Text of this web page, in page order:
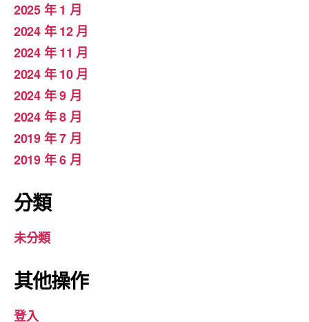
2025 年 1 月
2024 年 12 月
2024 年 11 月
2024 年 10 月
2024 年 9 月
2024 年 8 月
2019 年 7 月
2019 年 6 月
分類
未分類
其他操作
登入